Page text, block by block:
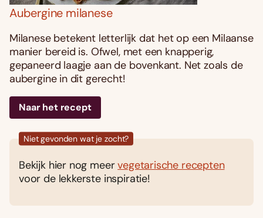
Aubergine milanese
Milanese betekent letterlijk dat het op een Milaanse
manier bereid is. Ofwel, met een knapperig,
gepaneerd laagje aan de bovenkant. Net zoals de
aubergine in dit gerecht!
Naar het recept
Niet gevonden wat je zocht?
Bekijk hier nog meervegetarische recepten
voor de lekkerste inspiratie!